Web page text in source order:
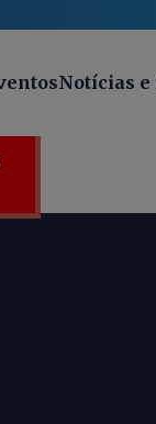
Notícias